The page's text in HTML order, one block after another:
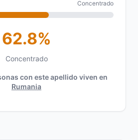
Concentrado
62.8%
Concentrado
con este apellido viven en
Rumania